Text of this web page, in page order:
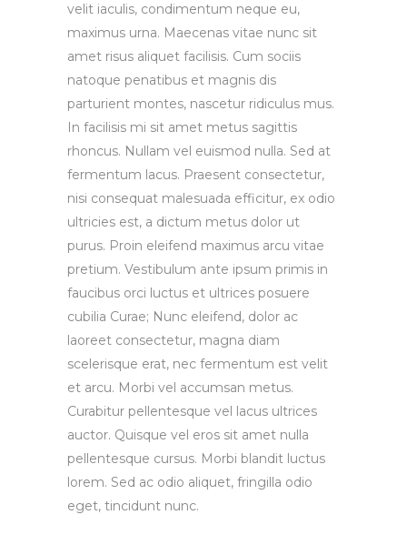
velit iaculis, condimentum neque eu,
maximus urna. Maecenas vitae nunc sit
amet risus aliquet facilisis. Cum sociis
natoque penatibus et magnis dis
parturient montes, nascetur ridiculus mus.
In facilisis mi sit amet metus sagittis
rhoncus. Nullam vel euismod nulla. Sed at
fermentum lacus. Praesent consectetur,
nisi consequat malesuada efficitur, ex odio
ultricies est, a dictum metus dolor ut
purus. Proin eleifend maximus arcu vitae
pretium. Vestibulum ante ipsum primis in
faucibus orci luctus et ultrices posuere
cubilia Curae; Nunc eleifend, dolor ac
laoreet consectetur, magna diam
scelerisque erat, nec fermentum est velit
et arcu. Morbi vel accumsan metus.
Curabitur pellentesque vel lacus ultrices
auctor. Quisque vel eros sit amet nulla
pellentesque cursus. Morbi blandit luctus
lorem. Sed ac odio aliquet, fringilla odio
eget, tincidunt nunc.